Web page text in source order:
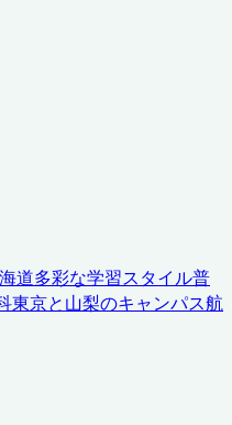
道多彩な学習スタイル普
東京と山梨のキャンパス航